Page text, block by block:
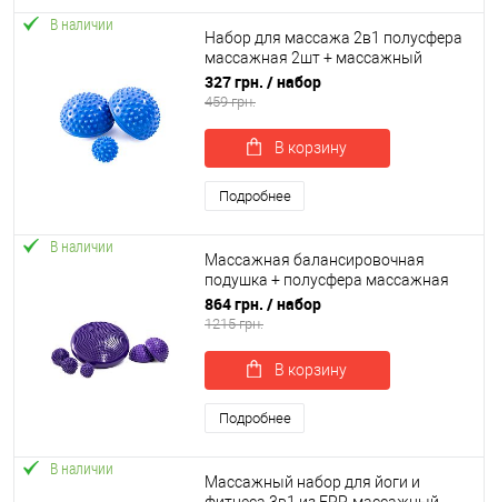
В наличии
Набор для массажа 2в1 полусфера
массажная 2шт + массажный
мячик массажер для ног МФР
OSPORT Set 28 (n-0059)
327 грн. / набор
459 грн.
В корзину
Подробнее
В наличии
Массажная балансировочная
подушка + полусфера массажная
2шт + массажный мячик МФР 3шт
OSPORT Set 105 (n-0135)
864 грн. / набор
1215 грн.
В корзину
Подробнее
В наличии
Массажный набор для йоги и